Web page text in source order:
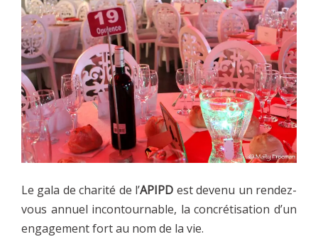
Le gala de charité de l’APIPD est devenu un rendez-
vous annuel incontournable, la concrétisation d’un
engagement fort au nom de la vie.